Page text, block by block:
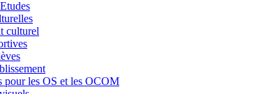
culturel
pour les OS et les OCOM